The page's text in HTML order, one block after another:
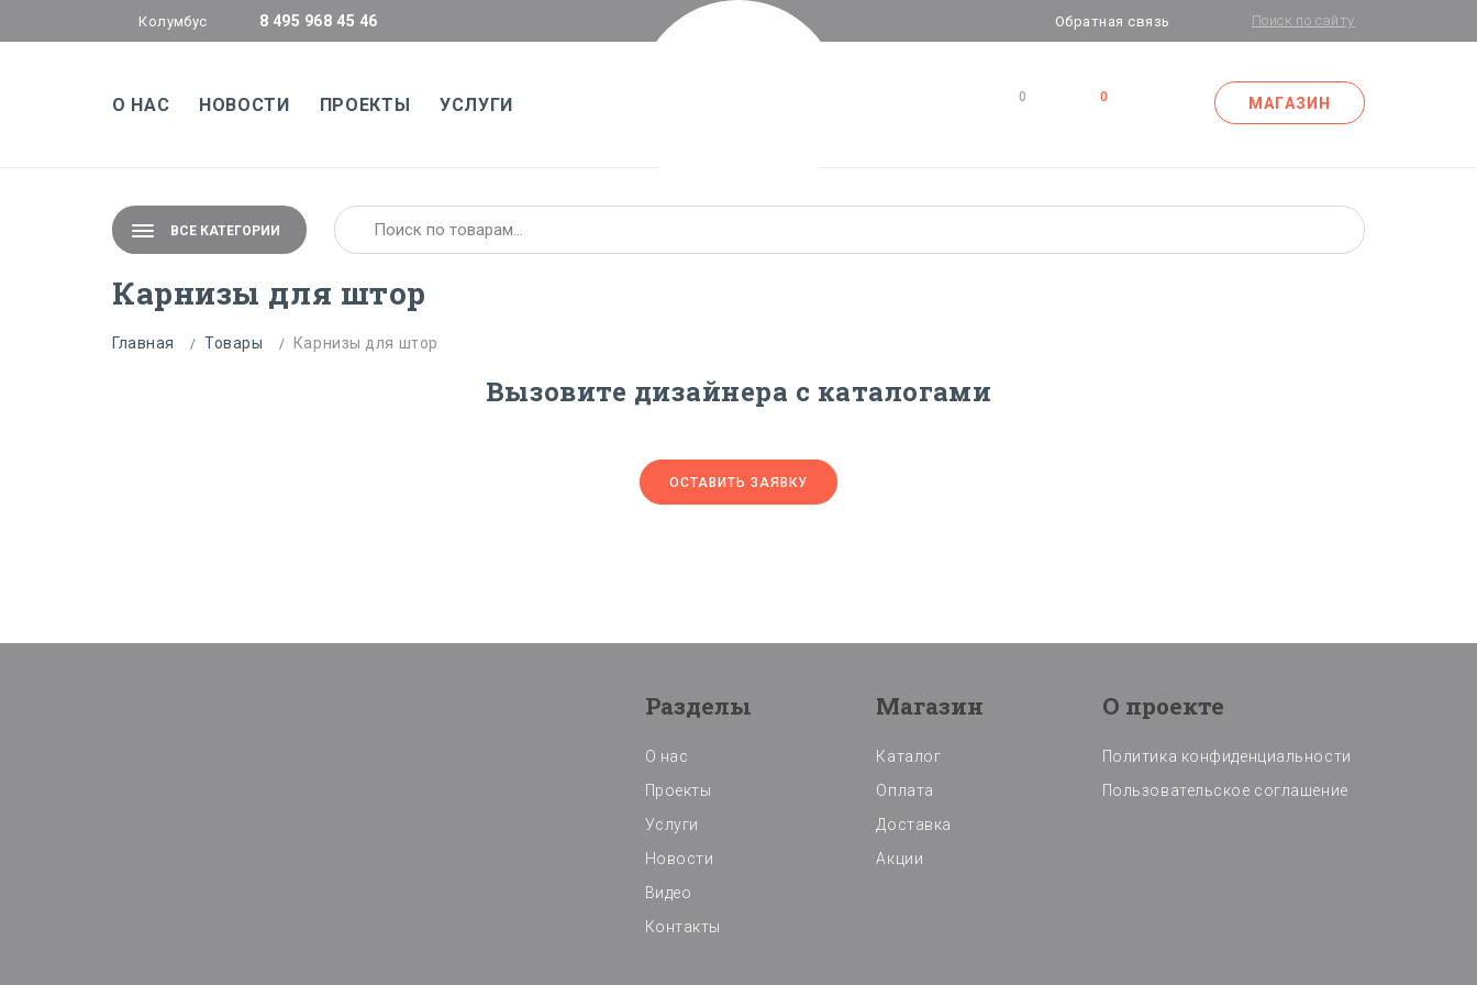
Колумбус 8 495 968 45 46 Обратная связь
О НАС НОВОСТИ ПРОЕКТЫ УСЛУГИ 0 0 МАГАЗИН
ВСЕ КАТЕГОРИИ
Карнизы для штор
Главная Товары Карнизы для штор
Вызовите дизайнера с каталогами
ОСТАВИТЬ ЗАЯВКУ
Разделы
О нас
Проекты
Услуги
Новости
Видео
Контакты
Магазин
Каталог
Оплата
Доставка
Акции
О проекте
Политика конфиденциальности
Пользовательское соглашение